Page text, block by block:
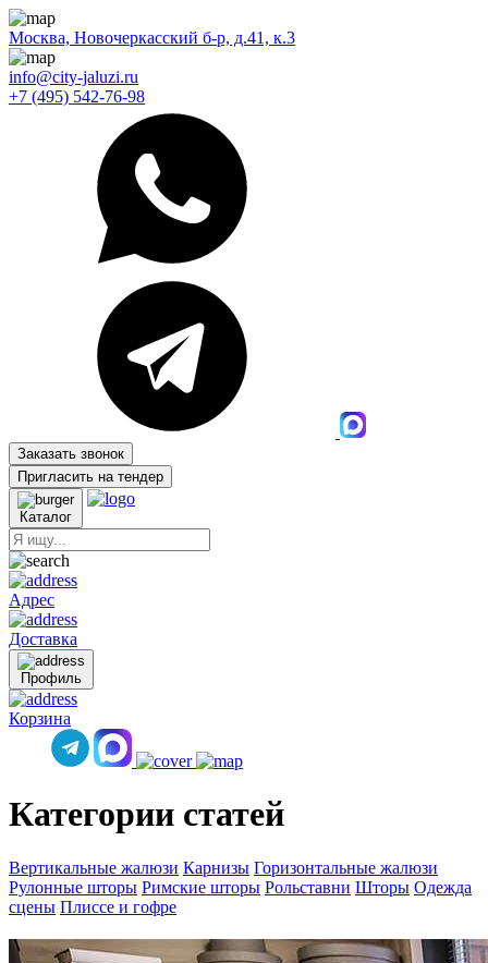
Москва, Новочеркасский б-р, д.41, к.3
info@city-jaluzi.ru
+7 (495) 542-76-98
Заказать звонок
Пригласить на тендер
Каталог
Адрес
Доставка
Профиль
Корзина
Категории статей
Вертикальные жалюзи Карнизы Горизонтальные жалюзи
Рулонные шторы Римские шторы Рольставни Шторы Одежда
сцены Плиссе и гофре